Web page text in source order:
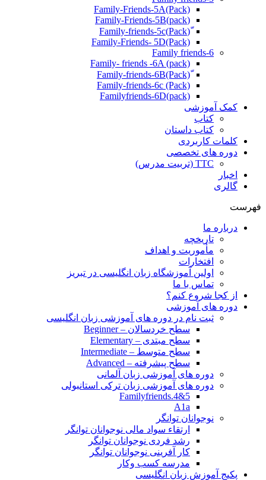
Family-Friends-5A(Pack)
(pack)Family-Friends-5B
ّ(Pack)Family-friends-5c
Family-Friends- 5D(Pack)
Family friends-6
Family- friends -6A (pack)
Family-friends-6c (Pack)
Familyfriends-6D(pack)
کمک آموزشی
کتاب
کتاب داستان
کلمات کاربردی
دوره های تخصصی
TTC (تربیت مدرس)
اخبار
گالری
فهرست
درباره ما
تاریخچه
مأموریت و اهداف
افتخارات
اولین آموزشگاه زبان انگلیسی در تبریز
تماس با ما
از کجا شروع کنم؟
دوره های آموزشی
ثبت نام در دوره های آموزشی زبان انگلیسی
سطح خردسالان – Beginner
سطح مبتدی – Elementary
سطح متوسط – Intermediate
سطح پیشرفته – Advanced
دوره های آموزشی زبان آلمانی
دوره های آموزشی زبان ترکی استانبولی
Familyfriends.4&5
A1a
نوجوانان توانگر
ارتقاء سواد مالی نوجوانان توانگر
رشد فردی نوجوانان توانگر
کار آفرینی نوجوانان توانگر
مدرسه کسب وکار
پکیج آموزش زبان انگلیسی